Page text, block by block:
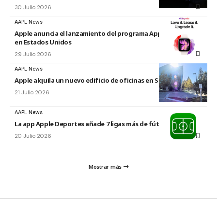
30 Julio 2026
AAPL News
Apple anuncia el lanzamiento del programa Apple Upgrade
en Estados Unidos
29 Julio 2026
AAPL News
Apple alquila un nuevo edificio de oficinas en Sunnyvale
21 Julio 2026
AAPL News
La app Apple Deportes añade 7 ligas más de fútbol
20 Julio 2026
Mostrar más